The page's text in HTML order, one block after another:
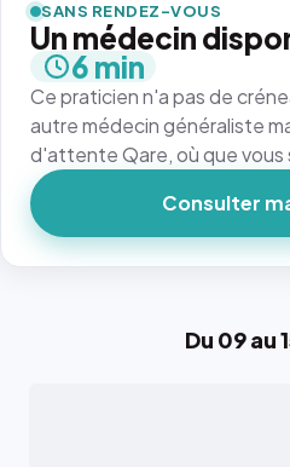
Du 09 au
SANS RENDEZ-VOUS
Un médecin
6 min
Ce praticien n'a pas de
autre médecin généraliste
d'attente Qare, où que vous
Consulter